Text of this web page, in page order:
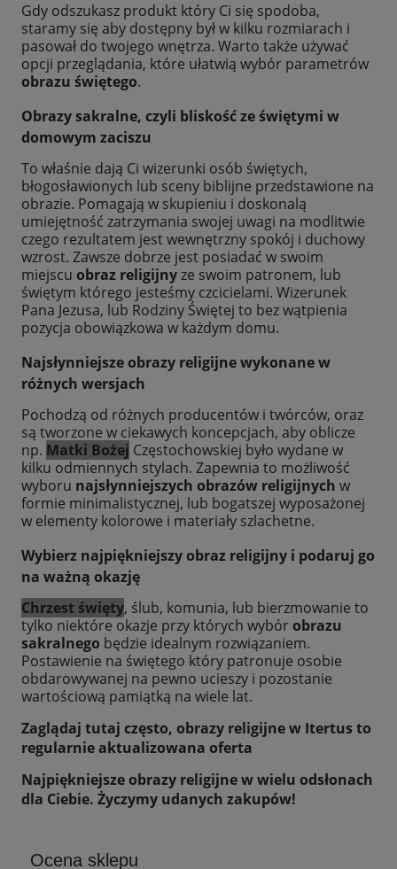
Gdy odszukasz produkt który Ci się spodoba,
staramy się aby dostępny był w kilku rozmiarach i
pasował do twojego wnętrza. Warto także używać
opcji przeglądania, które ułatwią wybór parametrów
obrazu świętego.
Obrazy sakralne, czyli bliskość ze świętymi w
domowym zaciszu
To właśnie dają Ci wizerunki osób świętych,
błogosławionych lub sceny biblijne przedstawione na
obrazie. Pomagają w skupieniu i doskonalą
umiejętność zatrzymania swojej uwagi na modlitwie
czego rezultatem jest wewnętrzny spokój i duchowy
wzrost. Zawsze dobrze jest posiadać w swoim
miejscu obraz religijnyze swoim patronem, lub
świętym którego jesteśmy czcicielami. Wizerunek
Pana Jezusa, lub Rodziny Świętej to bez wątpienia
pozycja obowiązkowa w każdym domu.
Najsłynniejsze obrazy religijne wykonane w
różnych wersjach
Pochodzą od różnych producentów i twórców, oraz
są tworzone w ciekawych koncepcjach, aby oblicze
np. Matki Bożej Częstochowskiej było wydane w
kilku odmiennych stylach. Zapewnia to możliwość
wyboru najsłynniejszych obrazów religijnych w
formie minimalistycznej, lub bogatszej wyposażonej
w elementy kolorowe i materiały szlachetne.
Wybierz najpiękniejszy obraz religijny i podaruj go
na ważną okazję
Chrzest święty, ślub, komunia, lub bierzmowanie to
tylko niektóre okazje przy których wybórobrazu
sakralnego będzie idealnym rozwiązaniem.
Postawienie na świętego który patronuje osobie
obdarowywanej na pewno ucieszy i pozostanie
wartościową pamiątką na wiele lat.
Zaglądaj tutaj często, obrazy religijnew Itertus to
regularnie aktualizowana oferta
Najpiękniejsze obrazy religijne w wielu odsłonach
dla Ciebie. Życzymy udanych zakupów!
Ocena sklepu